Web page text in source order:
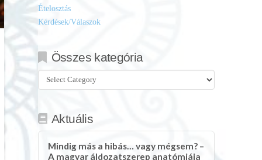
Ételosztás
Kérdések/Válaszok
Összes kategória
Összes
kategória
Aktuális
Mindig más a hibás… vagy mégsem? –
A magyar áldozatszerep anatómiája